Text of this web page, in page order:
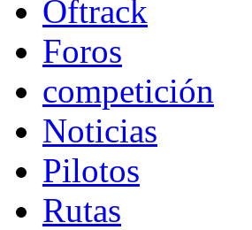
Oftrack
Foros
competición
Noticias
Pilotos
Rutas